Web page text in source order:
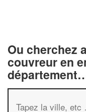
Ou cherchez
couvreur en